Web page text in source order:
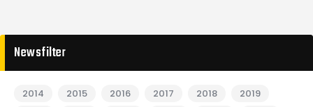
Newsfilter
2014 2015 2016 2017 2018
2019